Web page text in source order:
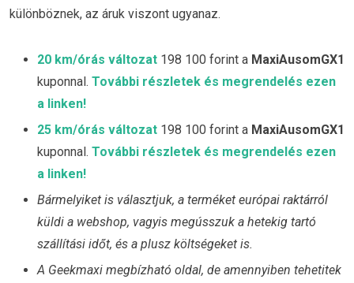
különböznek, az áruk viszont ugyanaz.
20 km/órás változat 198 100 forint a MaxiAusomGX1
kuponnal. További részletek és megrendelés ezen
a linken!
25 km/órás változat 198 100 forint a MaxiAusomGX1
kuponnal. További részletek és megrendelés ezen
a linken!
Bármelyiket is választjuk, a terméket európai raktárról
küldi a webshop, vagyis megússzuk a hetekig tartó
szállítási időt, és a plusz költségeket is.
A Geekmaxi megbízható oldal, de amennyiben tehetitek